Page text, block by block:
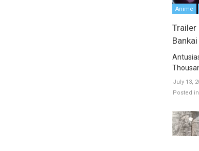
Anime
Trailer
July 13,
Posted in